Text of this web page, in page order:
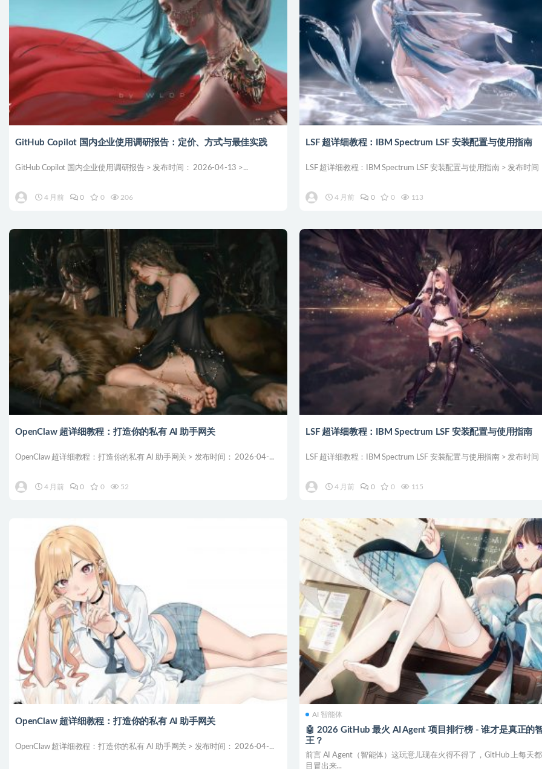
GitHub Copilot 国内企业使用调研报告：定价、方式与最佳实践
GitHub Copilot 国内企业使用调研报告 > 发布时间： 2026-04-13 >...
4 月前 0 0 206
LSF 超详细教程：IBM Spectrum LSF 安装配置与使用指南
LSF 超详细教程：IBM Spectrum LSF 安装配置与使用指南 > 发布时间
4 月前 0 0 113
OpenClaw 超详细教程：打造你的私有 AI 助手网关
OpenClaw 超详细教程：打造你的私有 AI 助手网关 > 发布时间： 2026-04-...
4 月前 0 0 52
LSF 超详细教程：IBM Spectrum LSF 安装配置与使用指南
LSF 超详细教程：IBM Spectrum LSF 安装配置与使用指南 > 发布时间
4 月前 0 0 115
OpenClaw 超详细教程：打造你的私有 AI 助手网关
OpenClaw 超详细教程：打造你的私有 AI 助手网关 > 发布时间： 2026-04-...
AI 智能体
🤖 2026 GitHub 最火 AI Agent 项目排行榜 - 谁才是真正的
王？
前言 AI Agent（智能体）这玩意儿现在火得不得了，GitHub 上每天
目冒出来...